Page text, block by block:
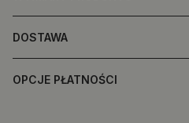
DOSTAWA
OPCJE PŁATNOŚCI